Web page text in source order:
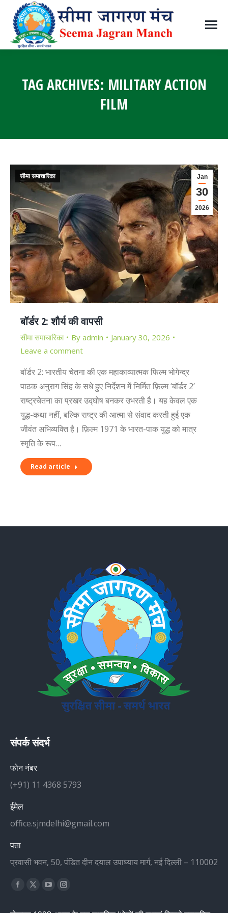
TAG ARCHIVES: MILITARY ACTION
FILM
Jan
30
2026
सीमा समाचारिका
बॉर्डर 2: शौर्य की वापसी
सीमा समाचारिका By admin
January 30, 2026
Leave a comment
बॉर्डर 2: भारतीय चेतना की एक महाकाव्यात्मक फिल्म भोगेन्द्र
पाठक अनुराग सिंह के सधे हुए निर्देशन में निर्मित फ़िल्म ‘बॉर्डर 2’
राष्ट्रचेतना का प्रखर उद्घोष बनकर उभरती है। यह केवल एक
युद्ध-कथा नहीं, बल्कि राष्ट्र की आत्मा से संवाद करती हुई एक
जीवंत अभिव्यक्ति है। फ़िल्म 1971 के भारत-पाक युद्ध को मात्र
स्मृति के रूप…
Read article
संपर्क संदर्भ
फोन नंबर
(+91) 11 4368 5793
ईमेल
office.sjmdelhi@gmail.com
पता
प्रवासी भवन, 50, पंडित दीन दयाल उपाध्याय मार्ग, नई दिल्ली – 110002
Find us on:
Facebook
X
YouTubeInstagram